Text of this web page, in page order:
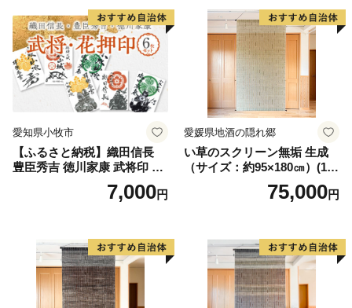
牧市 お取り寄せ 送料無料
愛知県 小牧市 お取り寄せ 送
愛知県小牧市
【ふるさと納税】織田信長
豊臣秀吉 徳川家康 武将印 花
押印 6枚 セット イラスト 戦
国 武将 小牧山城 墨絵 龍画師
グッズ 愛知県 小牧市 お取り
寄せ 送料無料
7,000円
愛媛県地酒の隠れ郷
い草のスクリーン無垢 生成
（サイズ：約95×180㎝）(14
75,000円